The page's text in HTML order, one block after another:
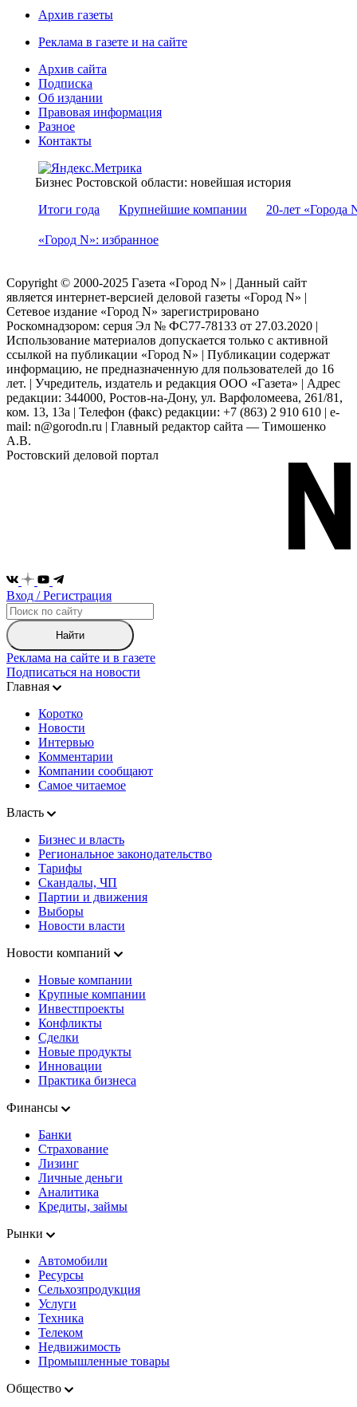
Архив газеты
Реклама в газете и на сайте
Архив сайта
Подписка
Об издании
Правовая информация
Разное
Контакты
Бизнес Ростовской области: новейшая история
Итоги года
Крупнейшие компании 20-лет «Города
«Город N»: избранное
Copyright © 2000-2025 Газета «Город N» | Данный сайт
является интернет-версией деловой газеты «Город N» |
Сетевое издание «Город N» зарегистрировано
Роскомнадзором: серuя Эл № ФС77-78133 от 27.03.2020 |
Использование материалов допускается только с активной
ссылкой на публикации «Город N» | Публикации содержат
информацию, не предназначенную для пользователей до 16
лет. | Учредитель, издатель и редакция ООО «Газета» | Адрес
редакции: 344000, Ростов-на-Дону, ул. Варфоломеева, 261/81,
ком. 13, 13а | Телефон (факс) редакции: +7 (863) 2 910 610 | e-
mail: n@gorodn.ru | Главный редактор сайта — Тимошенко
А.В.
Ростовский деловой портал
Вход / Регистрация
Найти
Реклама на сайте и в газете
Подписаться на новости
Главная
Коротко
Новости
Интервью
Комментарии
Компании сообщают
Самое читаемое
Власть
Бизнес и власть
Региональное законодательство
Тарифы
Скандалы, ЧП
Партии и движения
Выборы
Новости власти
Новости компаний
Новые компании
Крупные компании
Инвестпроекты
Конфликты
Сделки
Новые продукты
Инновации
Практика бизнеса
Финансы
Банки
Страхование
Лизинг
Личные деньги
Аналитика
Кредиты, займы
Рынки
Автомобили
Ресурсы
Сельхозпродукция
Услуги
Техника
Телеком
Недвижимость
Промышленные товары
Общество